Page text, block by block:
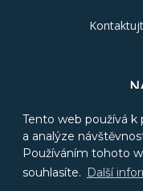
Tento web používá k
a analýze
Používáním tohoto
souhlasíte. Další